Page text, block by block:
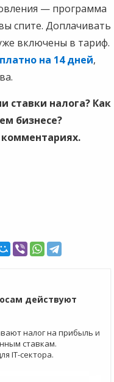
— программа
спите. Доплачивать
включены в тариф.
на 14 дней,
ставки налога? Как
бизнесе?
действуют
налог на прибыль и
ставкам.
IT-сектора.